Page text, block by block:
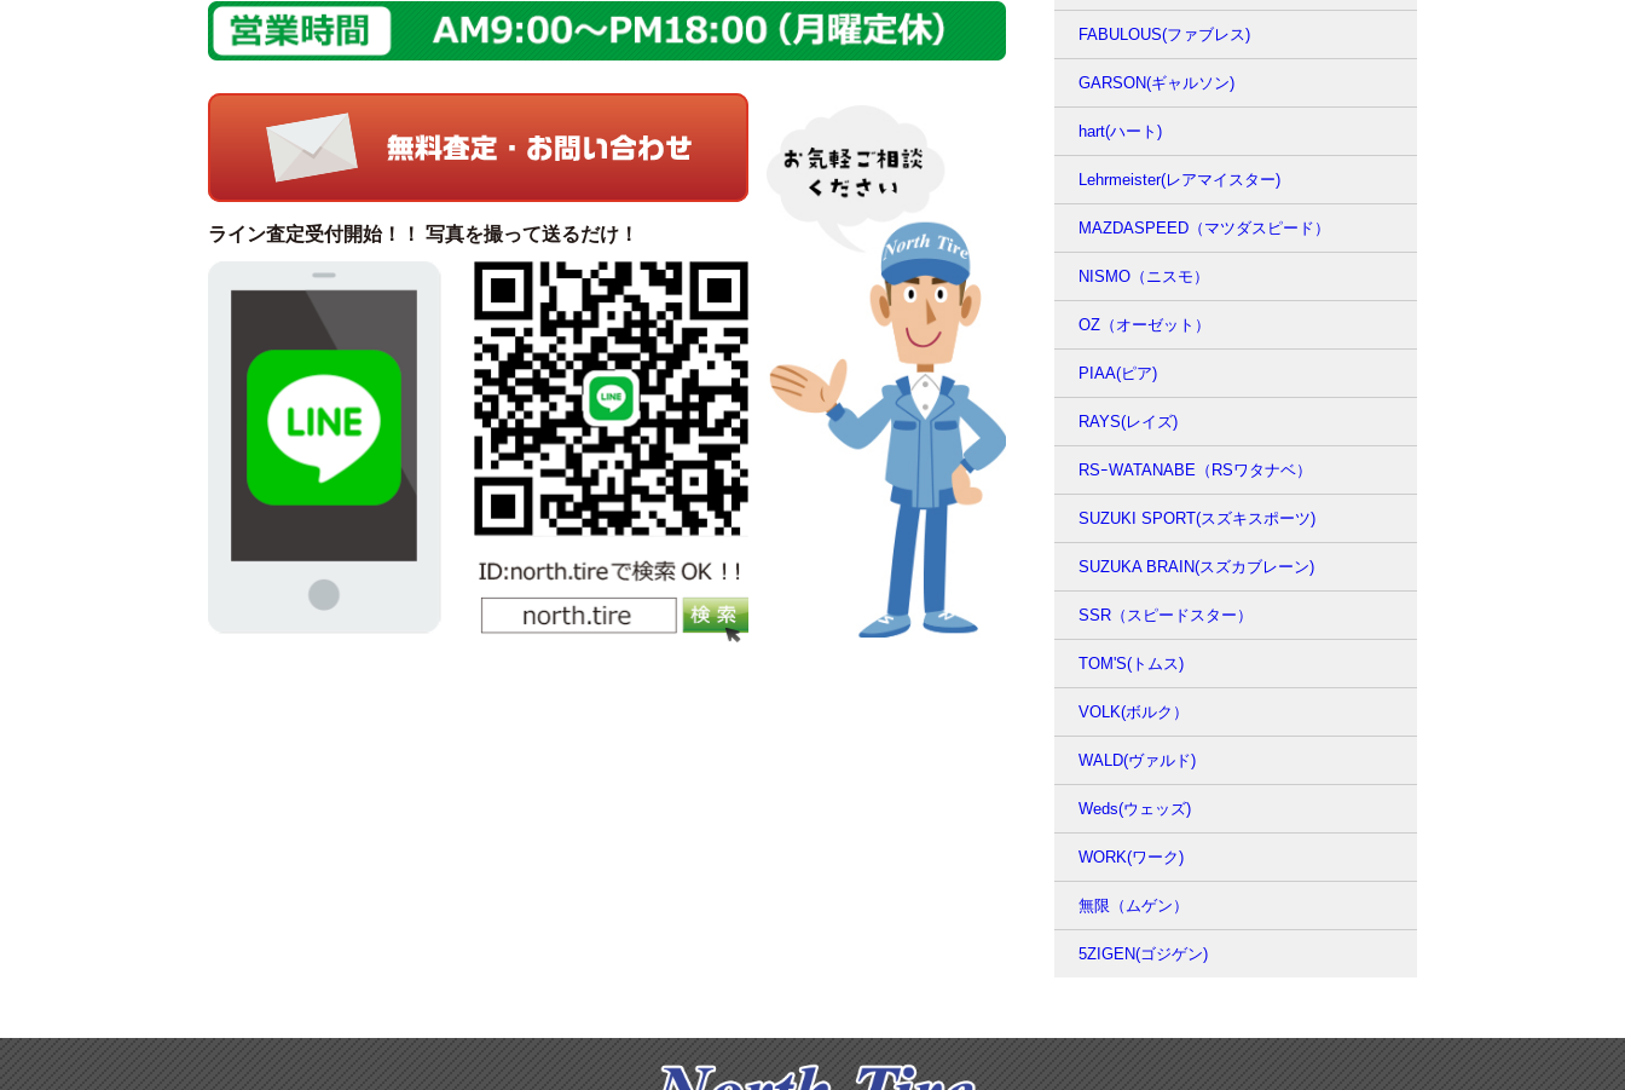
ライン査定受付開始！！ 写真を撮って送るだけ！
FABULOUS(ファブレス)
GARSON(ギャルソン)
hart(ハート)
Lehrmeister(レアマイスター)
MAZDASPEED（マツダスピード）
NISMO（ニスモ）
OZ（オーゼット）
PIAA(ピア)
RAYS(レイズ)
RSｰWATANABE（RSワタナベ）
SUZUKI SPORT(スズキスポーツ)
SUZUKA BRAIN(スズカブレーン)
SSR（スピードスター）
TOM'S(トムス)
VOLK(ボルク）
WALD(ヴァルド)
Weds(ウェッズ)
WORK(ワーク)
無限（ムゲン）
5ZIGEN(ゴジゲン)